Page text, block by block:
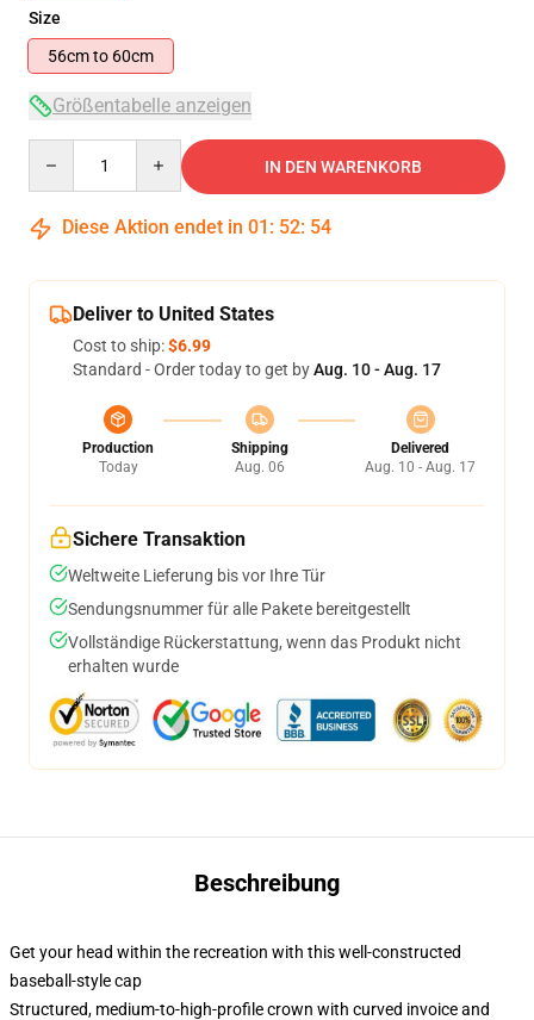
Size
56cm to 60cm
Größentabelle anzeigen
IN DEN WARENKORB
Diese Aktion endet in 01 : 52: 53
Deliver to United States
Cost to ship:$6.99
Standard - Order today to get byAug. 10 - Aug. 17
Production
Today
Shipping
Aug. 06
Delivered
Aug. 10 - Aug. 17
Sichere Transaktion
Weltweite Lieferung bis vor Ihre Tür
Sendungsnummer für alle Pakete bereitgestellt
Vollständige Rückerstattung, wenn das Produkt nicht
erhalten wurde
Beschreibung
Get your head within the recreation with this well-constructed
baseball-style cap
Structured, medium-to-high-profile crown with curved invoice and